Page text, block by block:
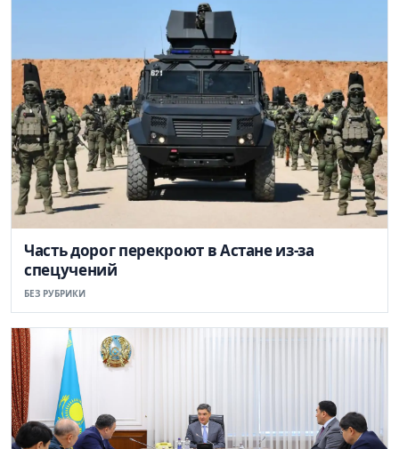
Часть дорог перекроют в Астане из-за
спецучений
БЕЗ РУБРИКИ